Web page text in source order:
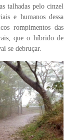
talhadas pelo cinzel
e humanos dessa
rompimentos das
que o híbrido de
se debruçar.